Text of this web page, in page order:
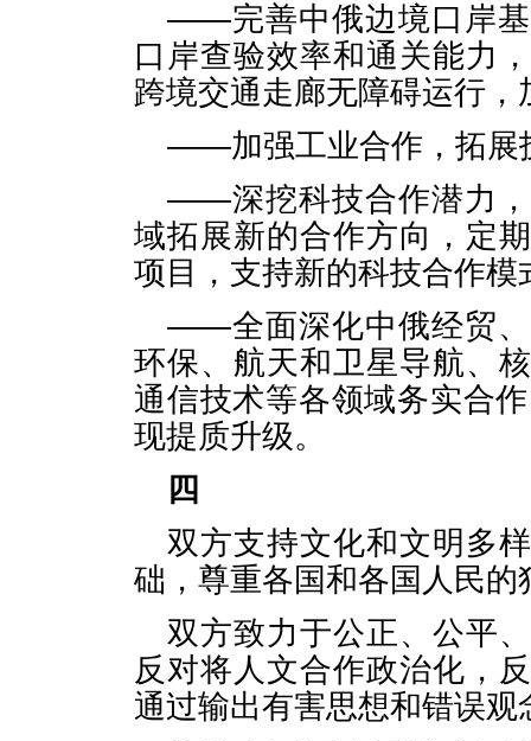
——完善中俄边境口岸基
口岸查验效率和通关能力
跨境交通走廊无障碍运行
——加强工业合作，拓展
——深挖科技合作潜力，
域拓展新的合作方向，定
项目，支持新的科技合作模
——全面深化中俄经贸、
环保、航天和卫星导航、
通信技术等各领域务实合
现提质升级。
四
双方支持文化和文明多
础，尊重各国和各国人民的
双方致力于公正、公平
反对将人文合作政治化，
通过输出有害思想和错误